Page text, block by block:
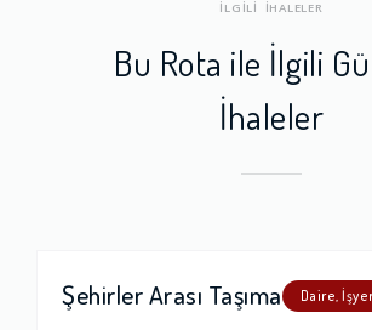
İLGİLİ İHALELER
Bu Rota ile İlgili
İhaleler
Şehirler Arası Taşıma Daire,